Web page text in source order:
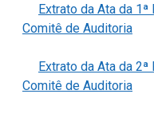
Extrato da Ata da
Comitê de Auditoria
Extrato da Ata da
Comitê de Auditoria